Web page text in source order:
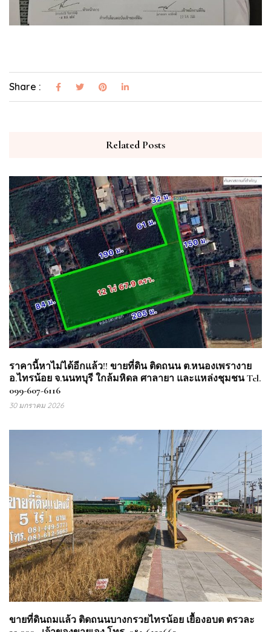
Share :
Related Posts
ราคานี้หาไม่ได้อีกแล้ว!! ขายที่ดิน ติดถนน ต.หนองเพรางาย
อ.ไทรน้อย จ.นนทบุรี ใกล้มหิดล ศาลายา และแหล่งชุมชน Tel.
099-607-6116
30 มกราคม 2026
ขายที่ดินถมเเล้ว ติดถนนบางกรวยไทรน้อย เยื้องอบต ตรวละ